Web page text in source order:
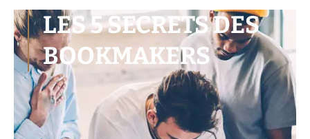
LES 5 SECRETS DES
BOOKMAKERS